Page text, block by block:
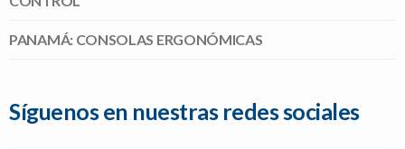
PANAMÁ: CONSOLAS ERGONÓMICAS
Síguenos en nuestras redes sociales